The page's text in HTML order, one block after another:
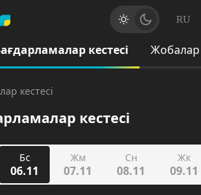
RU
кестесі Жобалар
кестесі
кестесі
Бс
06.11
Жм
07.11
Сн
08.11
Жк
09.11